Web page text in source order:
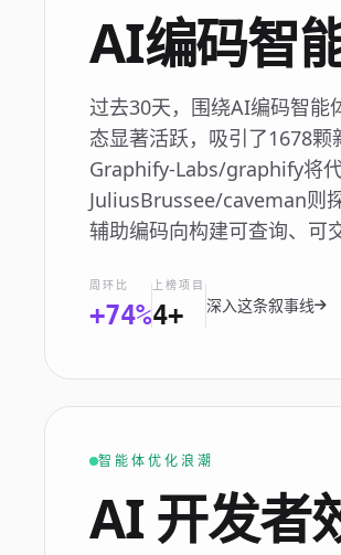
AI编码智
过去30天，围绕AI编码智
态显著活跃，吸引了1678
Graphify-Labs/graphify将代
JuliusBrussee/caveman则
辅助编码向构建可查询、可
周环比
+74%
上榜项目
4+ 深入这条叙事线
智能体优化浪潮
AI 开发者